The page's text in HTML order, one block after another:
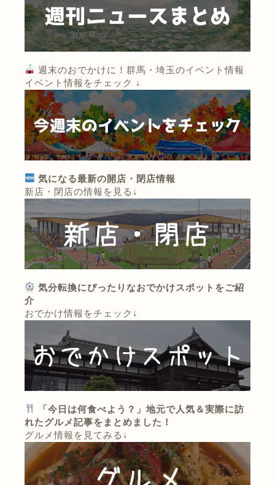
週末のおでかけに！群馬・埼玉のイベント情報
イベント情報をチェック ↓
気になる最新の開店・閉店情報
新店・閉店の情報を見る↓
気分転換にぴったりなおでかけスポットをご紹
介
おでかけ情報をチェック↓
「今日は何食べよう？」地元で人気＆実際に訪
れたグルメ記事をまとめました！
グルメ情報を見てみる↓